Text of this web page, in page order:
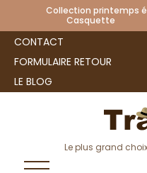
Collection
Casquette
CONTACT
FORMULAIRE RETOUR
LE BLOG
Le plus grand